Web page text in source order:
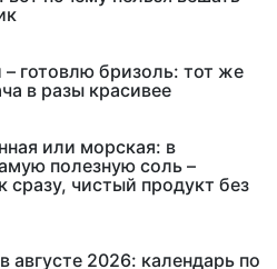
– готовлю бризоль: тот же
в разы красивее
или морская: в
полезную соль –
сразу, чистый продукт без
августе 2026: календарь по